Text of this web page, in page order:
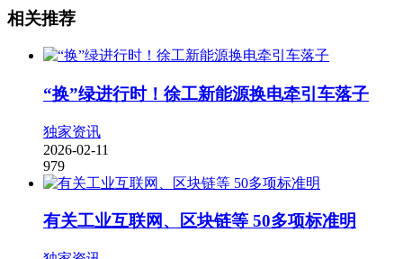
相关推荐
“换”绿进行时！徐工新能源换电牵引车落子
独家资讯
2026-02-11
979
有关工业互联网、区块链等 50多项标准明